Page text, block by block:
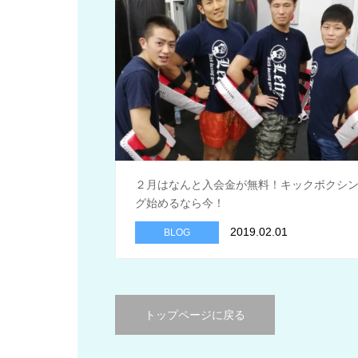
２月はなんと入会金が無料！キックボクシン
グ始めるなら今！
BLOG 2019.02.01
トップページに戻る